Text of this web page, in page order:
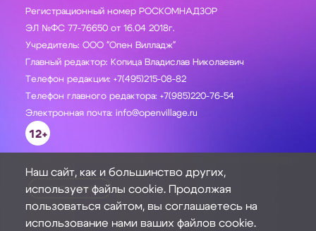
Регистрационный номер РОСКОМНАДЗОР
ЭЛ №ФС 77-76650 от 16.04 2018г.
Учредитель: ООО "Опен Вилладж"
Главный редактор: Копица Владислав Николаевич
Телефон редакции: +7(495)215-08-82
Телефон главного редактора: +7(985)220-76-54
Электронная почта: info@openvillage.ru
12+
ЗАДАТЬ ВОПРОС
Наш сайт, как и большинство других,
использует файлы cookie. Продолжая
пользоваться сайтом, вы соглашаетесь на
использование нами ваших файлов cookie.